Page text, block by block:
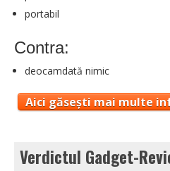
portabil
Contra:
deocamdată nimic
Aici găsești mai multe
Verdictul Gadget-